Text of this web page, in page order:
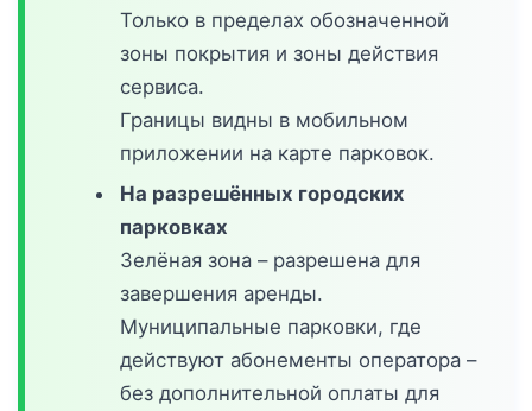
Только в пределах обозначенной
зоны покрытия и зоны действия
сервиса.
Границы видны в мобильном
приложении на карте парковок.
На разрешённых городских
парковках
Зелёная зона – разрешена для
завершения аренды.
Муниципальные парковки, где
действуют абонементы оператора –
без дополнительной оплаты для